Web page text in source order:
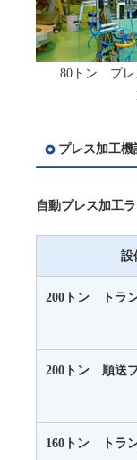
80トン プレ
プレス加工機
自動プレス加工
設
200トン トラ
200トン 順送
160トン トラ